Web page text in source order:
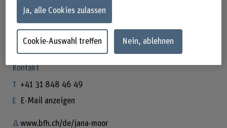
Jana Moor
Administrative Mitarbeiterin
Kontakt
+41 31 848 46 49
E-Mail anzeigen
www.bfh.ch/de/jana-moor
Ja, alle Cookies zulassen
Cookie-Auswahl treffen Nein, ablehnen